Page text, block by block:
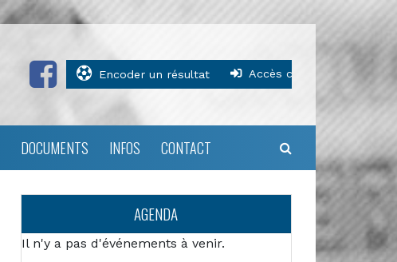
Encoder un résultat Accès clubs
DOCUMENTS INFOS CONTACT
AGENDA
Il n'y a pas d'événements à venir.